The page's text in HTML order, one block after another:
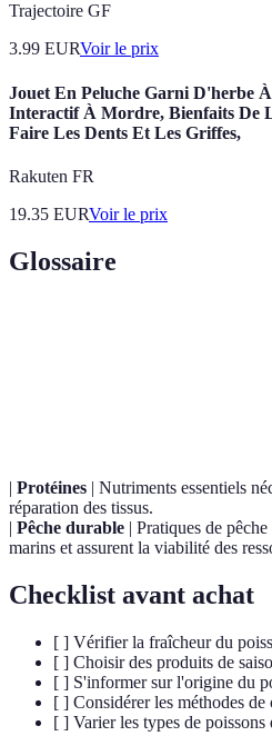
Trajectoire GF
3.99 EURVoir le prix
Jouet En Peluche Garni D'herbe
Interactif À Mordre, Bienfaits De
Faire Les Dents Et Les Griffes,
Rakuten FR
19.35 EURVoir le prix
Glossaire
| Protéines | Nutriments essentiels
réparation des tissus.
| Pêche durable | Pratiques de
marins et assurent la viabilité des
Checklist avant achat
[ ] Vérifier la fraîcheur du
[ ] Choisir des produits de
[ ] S'informer sur l'origine du
[ ] Considérer les méthodes de
[ ] Varier les types de